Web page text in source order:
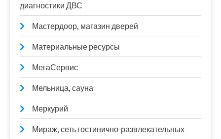
диагностики ДВС
Мастердоор, магазин дверей
Материальные ресурсы
МегаСервис
Мельница, сауна
Меркурий
Мираж, сеть гостинично-развлекательных